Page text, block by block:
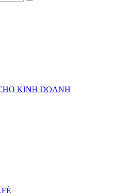
KINH DOANH